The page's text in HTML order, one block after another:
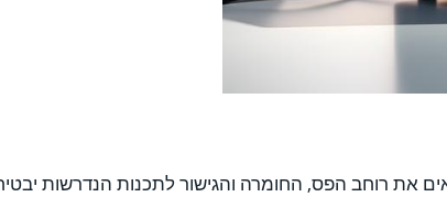
רוחב הפס, החומרה והגישור לתכנות הנדרשות יבטיח